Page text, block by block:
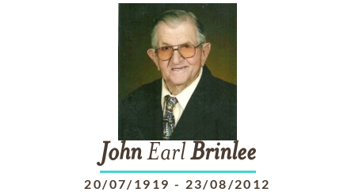
JohnEarlBrinlee
20/07/1919 - 23/08/2012